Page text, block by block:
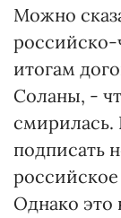
Можно
российско-
итогам
Соланы, -
подписать
Однако это